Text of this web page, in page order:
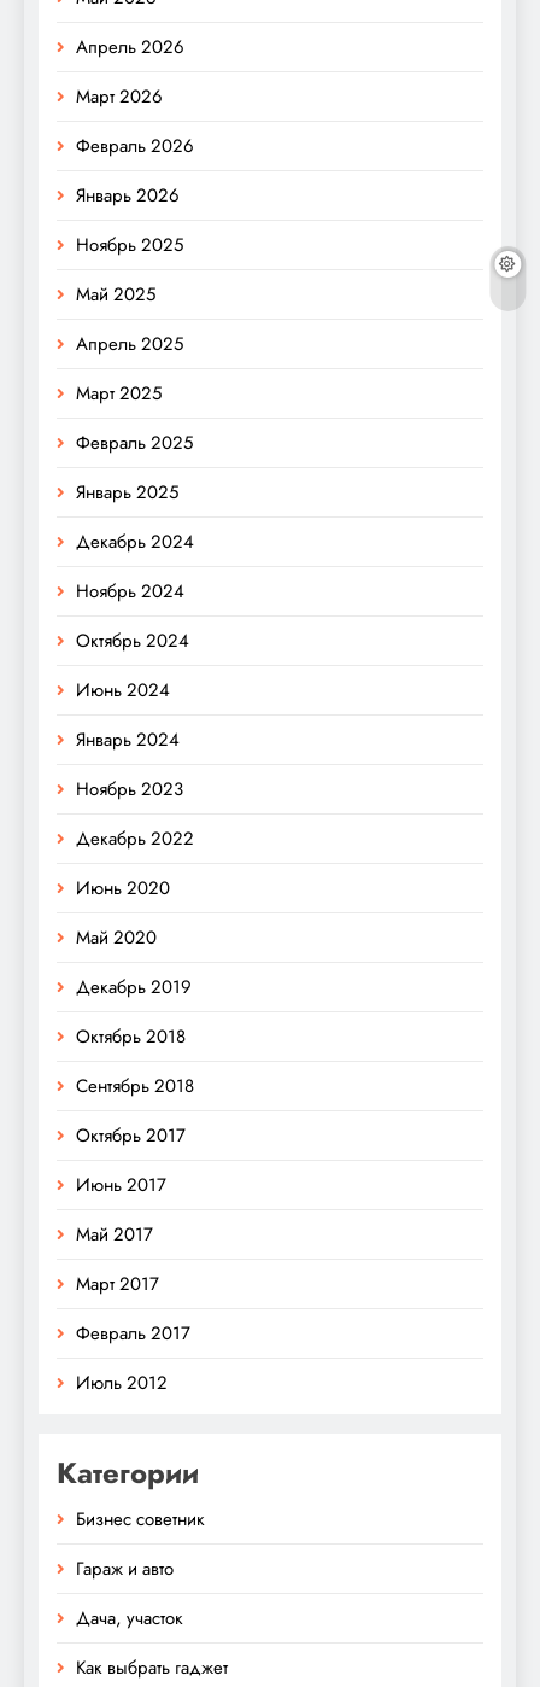
Апрель 2026
Март 2026
Февраль 2026
Январь 2026
Ноябрь 2025
Май 2025
Апрель 2025
Март 2025
Февраль 2025
Январь 2025
Декабрь 2024
Ноябрь 2024
Октябрь 2024
Июнь 2024
Январь 2024
Ноябрь 2023
Декабрь 2022
Июнь 2020
Май 2020
Декабрь 2019
Октябрь 2018
Сентябрь 2018
Октябрь 2017
Июнь 2017
Май 2017
Март 2017
Февраль 2017
Июль 2012
Категории
Бизнес советник
Гараж и авто
Дача, участок
Как выбрать гаджет